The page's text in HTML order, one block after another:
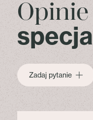
Opinie
Zadaj pytanie